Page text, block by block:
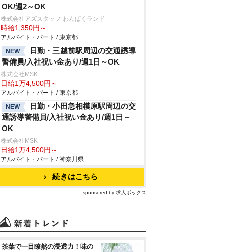
OK/週2～OK
株式会社アズスタッフ わんぱくランド
時給1,350円～
アルバイト・パート / 東京都
NEW
日勤・三越前駅周辺の交通誘導
警備員/入社祝い金あり/週1日～OK
株式会社MSK
日給1万4,500円～
アルバイト・パート / 東京都
NEW
日勤・小田急相模原駅周辺の交
通誘導警備員/入社祝い金あり/週1日～
OK
株式会社MSK
日給1万4,500円～
アルバイト・パート / 神奈川県
続きはこちら
sponsored by 求人ボックス
茶葉で一目瞭然の浸透力！味の